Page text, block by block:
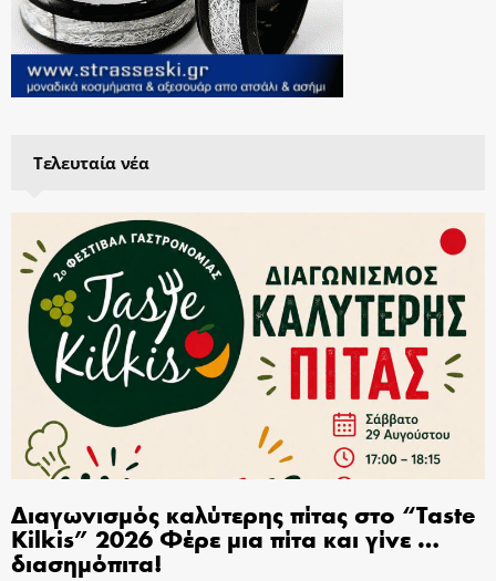
Τελευταία νέα
Διαγωνισμός καλύτερης πίτας στο “Taste
Kilkis” 2026 Φέρε μια πίτα και γίνε …
διασημόπιτα!